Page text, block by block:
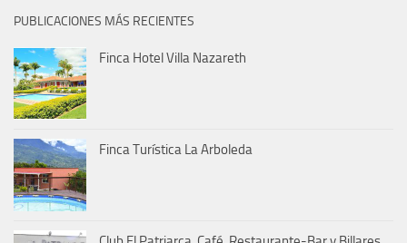
PUBLICACIONES MÁS RECIENTES
Finca Hotel Villa Nazareth
Finca Turística La Arboleda